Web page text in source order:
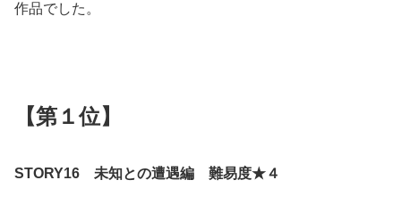
作品でした。
【第１位】
STORY16 未知との遭遇編 難易度★４